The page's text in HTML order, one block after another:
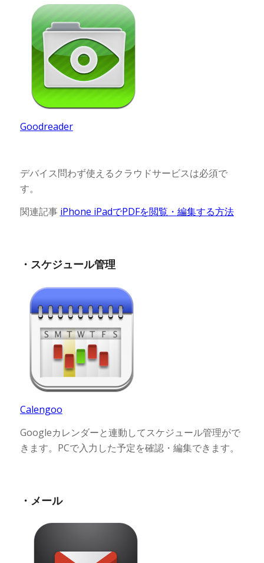
Goodreader
デバイス問わず使えるクラウドサービスは必須で
す。
関連記事 iPhone iPadでPDFを閲覧・編集する方法
・スケジュール管理
Calengoo
Googleカレンダーと連動してスケジュール管理がで
きます。PCで入力した予定を確認・編集できます。
・メール